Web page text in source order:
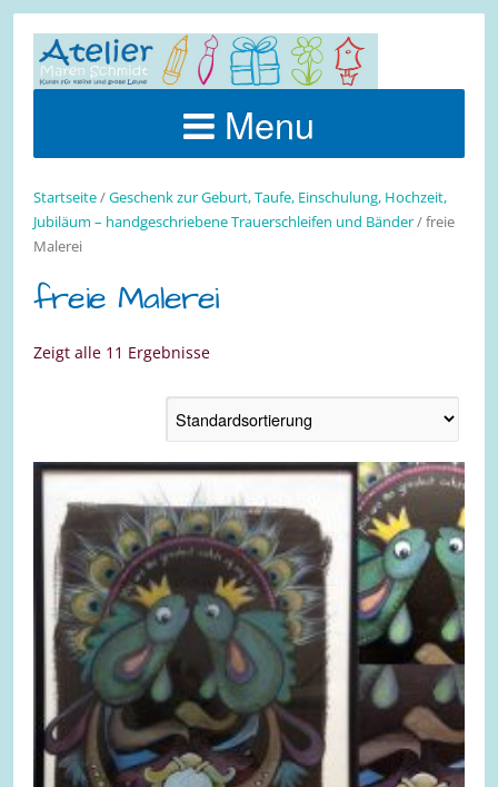
Menu
Startseite/Geschenk zur Geburt, Taufe, Einschulung, Hochzeit,
Jubiläum – handgeschriebene Trauerschleifen und Bänder/ freie
Malerei
freie Malerei
Zeigt alle 11 Ergebnisse